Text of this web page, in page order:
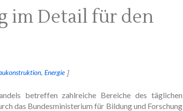
im Detail für den
Energie
betreffen zahlreiche Bereiche des täglichen
das Bundesministerium für Bildung und Forschung